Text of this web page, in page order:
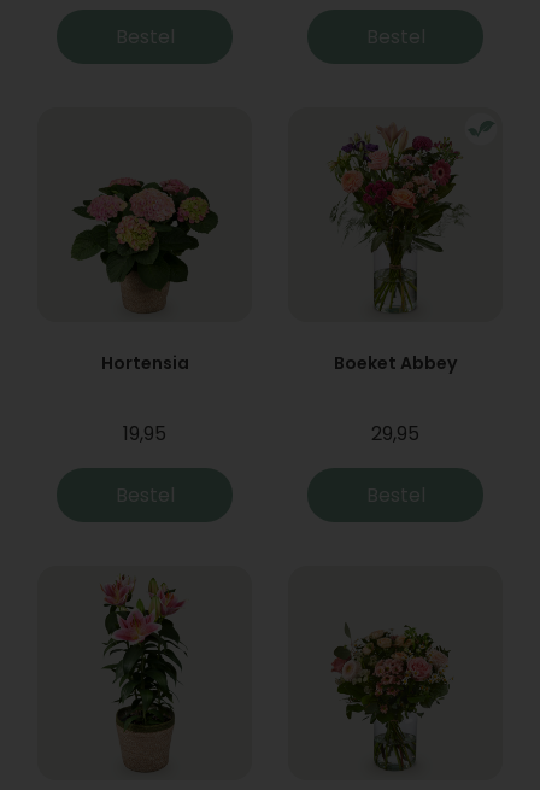
Bestel Bestel
Hortensia
19,95
Bestel
Boeket Abbey
29,95
Bestel